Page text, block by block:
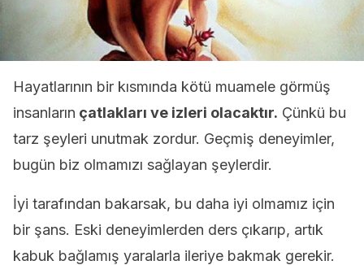
Hayatlarının bir kısmında kötü muamele görmüş
insanların çatlakları ve izleri olacaktır. Çünkü bu
tarz şeyleri unutmak zordur. Geçmiş deneyimler,
bugün biz olmamızı sağlayan şeylerdir.
İyi tarafından bakarsak, bu daha iyi olmamız için
bir şans. Eski deneyimlerden ders çıkarıp, artık
kabuk bağlamış yaralarla ileriye bakmak gerekir.